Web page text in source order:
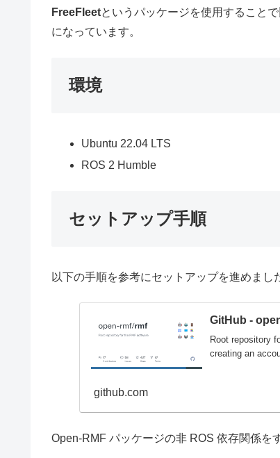
FreeFleetというパッケージを使用すること
になっています。
環境
Ubuntu 22.04 LTS
ROS 2 Humble
セットアップ手順
以下の手順を参考にセットアップを進めまし
GitHub -
Root repository
creating an
github.com
Open-RMF パッケージの非 ROS 依存関係を